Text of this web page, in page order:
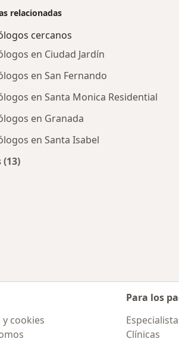
relacionadas
cercanos
en Ciudad Jardín
en San Fernando
en Santa Monica Residential
en Granada
en Santa Isabel
(13)
cookies
Para los
Clínicas